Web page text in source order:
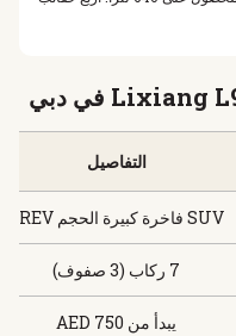
التفاصيل
SUV فاخرة كبيرة الحجم EREV
7 ركاب (3 صفوف)
يبدأ من 750 AED